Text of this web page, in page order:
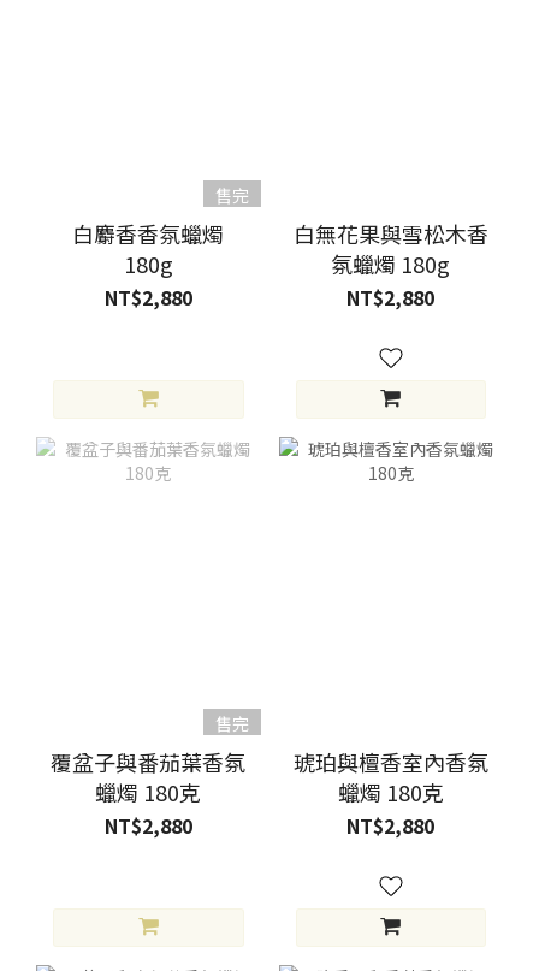
售完
白麝香香氛蠟燭
180g
NT$2,880
白無花果與雪松木香
氛蠟燭 180g
NT$2,880
售完
覆盆子與番茄葉香氛
蠟燭 180克
NT$2,880
琥珀與檀香室內香氛
蠟燭 180克
NT$2,880